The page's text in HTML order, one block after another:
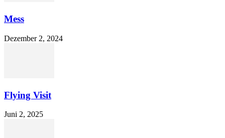
Mess
Dezember 2, 2024
Flying Visit
Juni 2, 2025